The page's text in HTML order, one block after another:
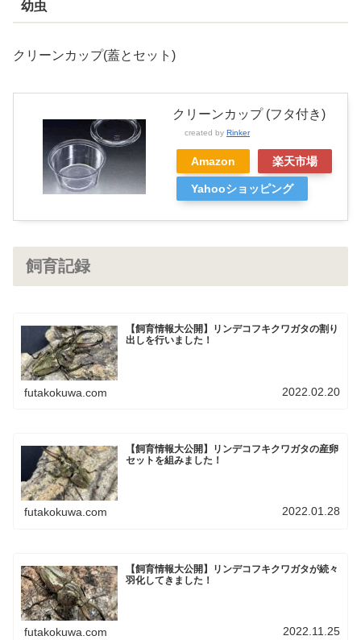
幼虫
クリーンカップ(蓋とセット)
クリーンカップ (フタ付き)
created by Rinker
Amazon 楽天市場
Yahooショッピング
飼育記録
【飼育情報大公開】リンデコフキクワガタの割り
出しを行いました！
futakokuwa.com 2022.02.20
【飼育情報大公開】リンデコフキクワガタの産卵
セットを組みました！
futakokuwa.com 2022.01.28
【飼育情報大公開】リンデコフキクワガタが続々
羽化してきました！
futakokuwa.com 2022.11.25